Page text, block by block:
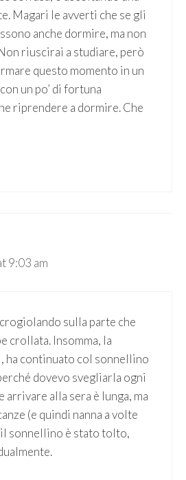
Magari le avverti che se gli
anche dormire, ma non
riuscirai a studiare, però
questo momento in un
un po’ di fortuna
riprendere a dormire. Che
9:03 am
sulla parte che
crollata. Insomma, la
ha continuato col sonnellino
dovevo svegliarla ogni
arrivare alla sera è lunga, ma
(e quindi nanna a volte
sonnellino è stato tolto,